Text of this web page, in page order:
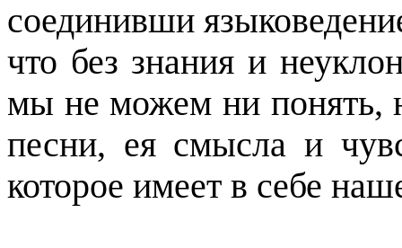
соединивши
что без знания и
мы не можем ни понять,
песни, ея смысла и
которое имеет в себе